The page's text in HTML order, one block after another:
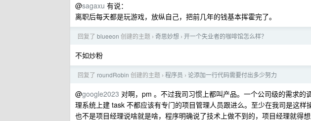
@sagaxu 有说：
离职后每天都是玩游戏，放纵自己，把前几年的钱基本挥霍完了。
回复了 blueeon 创建的主题 › 奇思妙想 › 开一个失业者的咖啡馆怎么样？
不如炒粉
回复了 roundRobin 创建的主题 › 程序员 › 论添加一行代码需要付出多少努力
@google2023 对啊，pm 。不过我司习惯上都叫产品。一个公司级的需求
理系统上建 task 不都应该有专门的项目管理人员跟进么。至少在我司是这样
也不是项目经理说啥就是啥，程序明确说了技术上做不到的，项目经理就得